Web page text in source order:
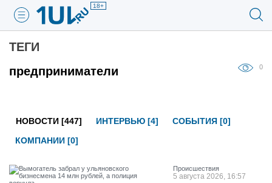
18+
ТЕГИ
предприниматели
0
НОВОСТИ [447] ИНТЕРВЬЮ [4]
СОБЫТИЯ [0]
КОМПАНИИ [0]
Проиcшествия
5 августа 2026, 16:57